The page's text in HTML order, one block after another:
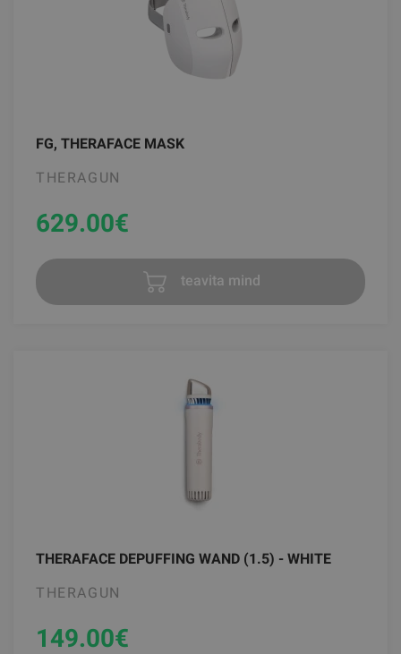
FG, THERAFACE MASK
THERAGUN
629.00€
teavita mind
THERAFACE DEPUFFING WAND (1.5) - WHITE
THERAGUN
149.00€